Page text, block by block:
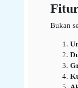
Bukan